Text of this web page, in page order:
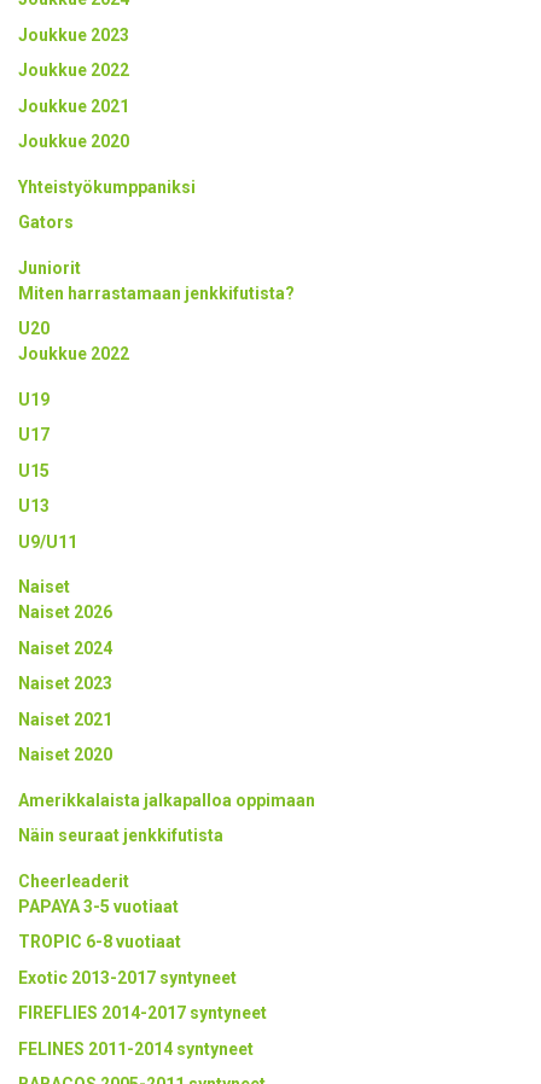
Joukkue 2023
Joukkue 2022
Joukkue 2021
Joukkue 2020
Yhteistyökumppaniksi
Gators
Juniorit
Miten harrastamaan jenkkifutista?
U20
Joukkue 2022
U19
U17
U15
U13
U9/U11
Naiset
Naiset 2026
Naiset 2024
Naiset 2023
Naiset 2021
Naiset 2020
Amerikkalaista jalkapalloa oppimaan
Näin seuraat jenkkifutista
Cheerleaderit
PAPAYA 3-5 vuotiaat
TROPIC 6-8 vuotiaat
Exotic 2013-2017 syntyneet
FIREFLIES 2014-2017 syntyneet
FELINES 2011-2014 syntyneet